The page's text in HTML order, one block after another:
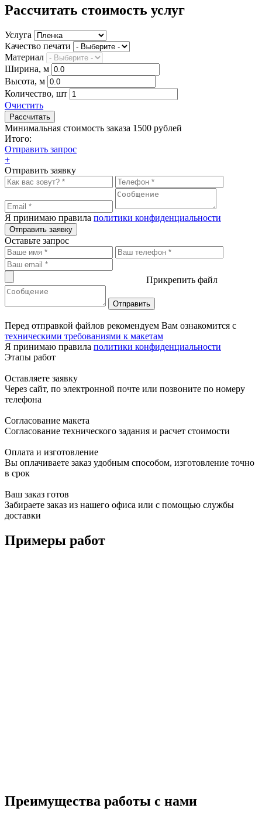
Рассчитать стоимость услуг
Услуга
Качество печати
Материал
Ширина, м
Высота, м
Количество, шт
Очистить
Минимальная стоимость заказа 1500 рублей
Итого:
Отправить запрос
+
Отправить заявку
Я принимаю правила политики конфиденциальности
Отправить заявку
Оставьте запрос
Прикрепить файл
Перед отправкой файлов рекомендуем Вам ознакомится с
техническими требованиями к макетам
Я принимаю правила политики конфиденциальности
Этапы работ
Оставляете заявку
Через сайт, по электронной почте или позвоните по номеру
телефона
Согласование макета
Согласование технического задания и расчет стоимости
Оплата и изготовление
Вы оплачиваете заказ удобным способом, изготовление точно
в срок
Ваш заказ готов
Забираете заказ из нашего офиса или с помощью службы
доставки
Примеры работ
Преимущества работы с нами